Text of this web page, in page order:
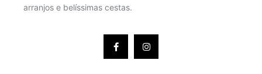
arranjos e belíssimas cestas.